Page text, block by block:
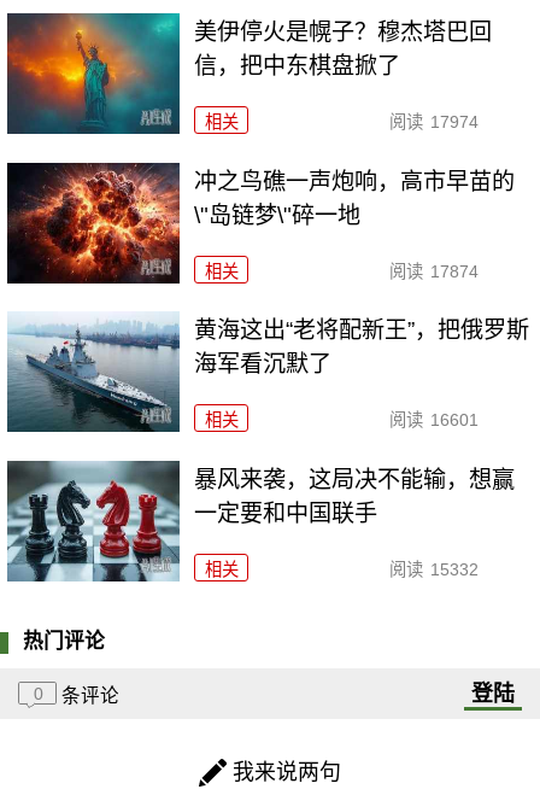
美伊停火是幌子？穆杰塔巴回
信，把中东棋盘掀了
相关 阅读 17974
冲之鸟礁一声炮响，高市早苗的
\"岛链梦\"碎一地
相关 阅读 17874
黄海这出“老将配新王”，把俄罗斯
海军看沉默了
相关 阅读 16601
暴风来袭，这局决不能输，想赢
一定要和中国联手
相关 阅读 15332
热门评论
0 条评论 登陆
我来说两句